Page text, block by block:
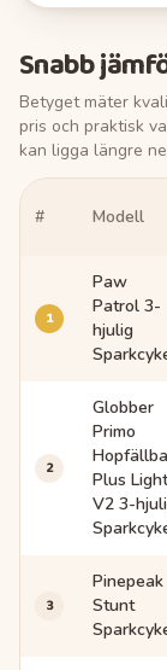
Snabb
Betyget mäter
pris och praktisk
kan ligga längre
# Modell
1
Paw
Patrol 3-
hjulig
2
Globber
Primo
Plus
V2 3-
3
Pinepeak
Stunt